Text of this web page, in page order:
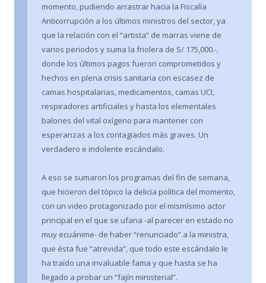
momento, pudiendo arrastrar hacia la Fiscalía
Anticorrupción a los últimos ministros del sector, ya
que la relación con el “artista” de marras viene de
varios periodos y suma la friolera de S/ 175,000.-,
donde los últimos pagos fueron comprometidos y
hechos en plena crisis sanitaria con escasez de
camas hospitalarias, medicamentos, camas UCI,
respiradores artificiales y hasta los elementales
balones del vital oxígeno para mantener con
esperanzas a los contagiados más graves. Un
verdadero e indolente escándalo.
A eso se sumaron los programas del fin de semana,
que hicieron del tópico la delicia política del momento,
con un video protagonizado por el mismísimo actor
principal en el que se ufana -al parecer en estado no
muy ecuánime- de haber “renunciado” a la ministra,
que ésta fue “atrevida”, que todo este escándalo le
ha traído una invaluable fama y que hasta se ha
llegado a probar un “fajín ministerial”.